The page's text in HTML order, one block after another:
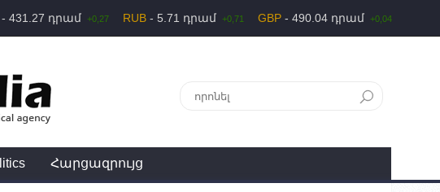
- 431.27 դրամ +0,27 RUB - 5.71 դրամ +0,71 GBP - 490.04 դրամ +0,04
Հարցազրույց